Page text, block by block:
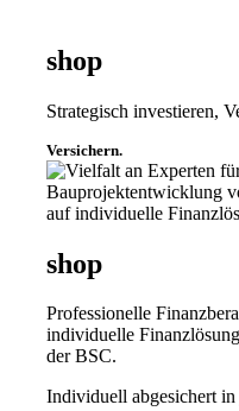
shop
Strategisch investieren,
Versichern.
shop
Professionelle
individuelle
der BSC.
Individuell abgesichert in